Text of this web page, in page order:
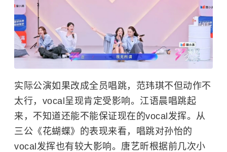
实际公演如果改成全员唱跳，范玮琪不但动作不
太行，vocal呈现肯定受影响。江语晨唱跳起
来，不知道还能不能保证现在的vocal发挥。从
三公《花蝴蝶》的表现来看，唱跳对孙怡的
vocal发挥也有较大影响。唐艺昕根据前几次小